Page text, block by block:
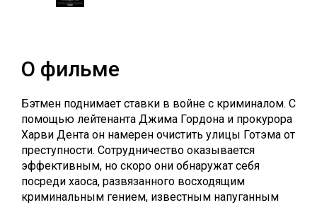
О фильме
Бэтмен поднимает ставки в войне с криминалом. С
помощью лейтенанта Джима Гордона и прокурора
Харви Дента он намерен очистить улицы Готэма от
преступности. Сотрудничество оказывается
эффективным, но скоро они обнаружат себя
посреди хаоса, развязанного восходящим
криминальным гением, известным напуганным